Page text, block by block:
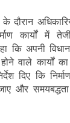
दौरान
कार्यों में
कि अपनी
होने वाले कार्यों
दिए कि
और